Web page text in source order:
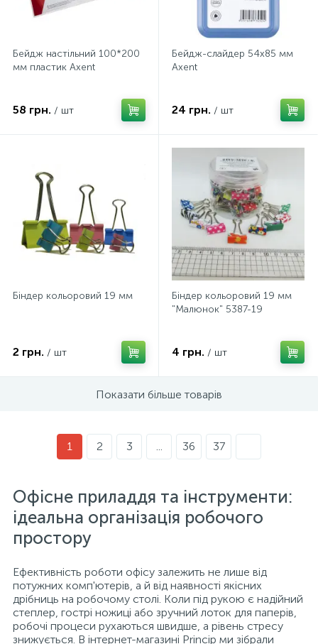
Бейдж настільний 100*200
мм пластик Axent
58 грн. / шт
Бейдж-слайдер 54х85 мм
Axent
24 грн. / шт
Біндер кольоровий 19 мм
2 грн. / шт
Біндер кольоровий 19 мм
"Малюнок" 5387-19
4 грн. / шт
Показати більше товарів
1 2 3 ... 36 37
Офісне приладдя та інструменти:
ідеальна організація робочого
простору
Ефективність роботи офісу залежить не лише від
потужних комп'ютерів, а й від наявності якісних
дрібниць на робочому столі. Коли під рукою є надійний
степлер, гострі ножиці або зручний лоток для паперів,
робочі процеси рухаються швидше, а рівень стресу
знижується. В інтернет-магазині Princip ми зібрали